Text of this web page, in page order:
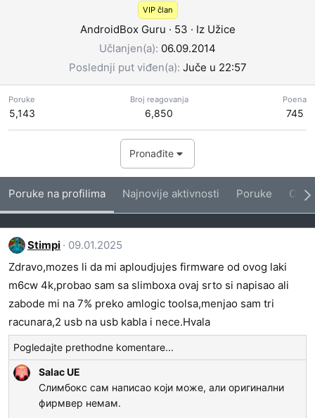
VIP član
AndroidBox Guru · 53 · Iz Užice
Učlanjen(a) 06.09.2014
Poslednji put viđen(a) Juče u 22:57
Poruke
5,143
Broj reagovanja
6,850
Poena
745
Pronađite
Poruke na profilima Najnovije aktivnosti Poruke O
Stimpi
09.01.2025
Zdravo,mozes li da mi aploudjujes firmware od ovog laki
m6cw 4k,probao sam sa slimboxa ovaj srto si napisao ali
zabode mi na 7% preko amlogic toolsa,menjao sam tri
racunara,2 usb na usb kabla i nece.Hvala
Pogledajte prethodne komentare...
Salac UE
Слимбокс сам написао који може, али оригинални
фирмвер немам.